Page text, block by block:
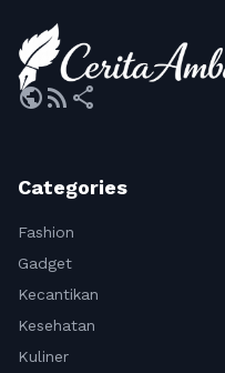
publicrss_feed share
Categories
Fashion
Gadget
Kecantikan
Kesehatan
Kuliner